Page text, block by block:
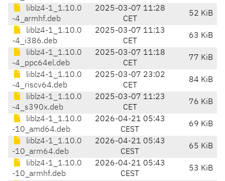
liblz4-1_1.10.0
-4_armhf.deb
2025-03-07 11:28
CET
52 KiB
liblz4-1_1.10.0
-4_i386.deb
2025-03-07 11:13
CET
63 KiB
liblz4-1_1.10.0
-4_ppc64el.deb
2025-03-07 11:18
CET
77 KiB
liblz4-1_1.10.0
-4_riscv64.deb
2025-03-07 23:02
CET
84 KiB
liblz4-1_1.10.0
-4_s390x.deb
2025-03-07 11:23
CET
76 KiB
liblz4-1_1.10.0
-10_amd64.deb
2026-04-21 05:43
CEST
69 KiB
liblz4-1_1.10.0
-10_arm64.deb
2026-04-21 05:43
CEST
65 KiB
liblz4-1_1.10.0
-10_armhf.deb
2026-04-21 05:43
CEST
53 KiB